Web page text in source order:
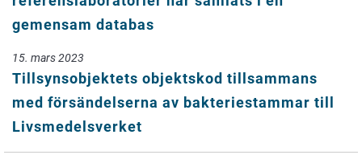
gemensam databas
15. mars 2023
Tillsynsobjektets objektskod tillsammans
med försändelserna av bakteriestammar till
Livsmedelsverket